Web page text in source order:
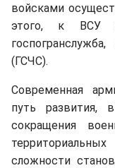
войсками
этого, к ВСУ
(ГСЧС).
Современная
путь развития,
сокращения
сложности